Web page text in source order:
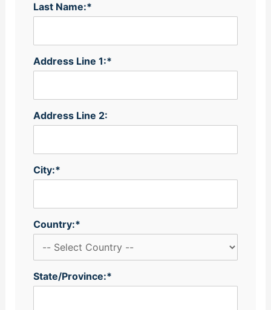
Last Name:*
Address Line 1:*
Address Line 2:
City:*
Country:*
State/Province:*